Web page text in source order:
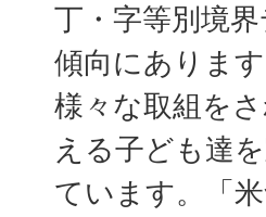
丁・字等別境
傾向にありま
様々な取組を
える子ども達
ています。「